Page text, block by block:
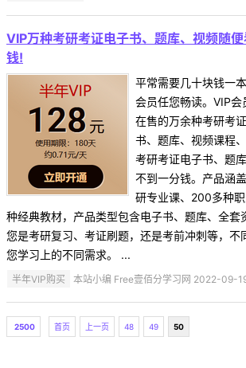
VIP万种考研考证电子书、题库、视频随
钱!
平常需要几十块钱一
会员任您畅读。VIP
在售的万余种考研考
书、题库、视频课程
考研考证电子书、题
不到一分钱。产品涵
研专业课、200多种
种经典教材，产品类型包含电子书、题库、全套
您是考研复习、考证刷题，还是考前冲刺等，不
您学习上的不同需求。 ...
半年VIP购买 本站小编 Free壹佰分学习网 2022-09-
2500 首页 上一页 48 49 50